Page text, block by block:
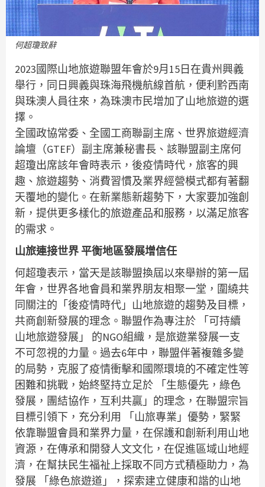
何超瓊致辭
2023國際山地旅遊聯盟年會於9月15日在貴州興義
舉行，同日興義與珠海飛機航線首航，便利黔西南
與珠澳人員往來，為珠澳市民增加了山地旅遊的選
擇。
全國政協常委、全國工商聯副主席、世界旅遊經濟
論壇（GTEF）副主席兼秘書長、該聯盟副主席何
超瓊出席該年會時表示，後疫情時代，旅客的興
趣、旅遊趨勢、消費習慣及業界經營模式都有著翻
天覆地的變化。在新業態新趨勢下，大家要加強創
新，提供更多樣化的旅遊產品和服務，以滿足旅客
的需求。
山旅連接世界 平衡地區發展增信任
何超瓊表示，當天是該聯盟換屆以來舉辦的第一屆
年會，世界各地會員和業界朋友相聚一堂，圍繞共
同關注的「後疫情時代」山地旅遊的趨勢及目標，
共商創新發展的理念。聯盟作為專注於 「可持續
山地旅遊發展」 的NGO組織，是旅遊業發展一支
不可忽視的力量。過去6年中，聯盟伴著複雜多變
的局勢，克服了疫情衝擊和國際環境的不確定性等
困難和挑戰，始終堅持立足於 「生態優先，綠色
發展，團結協作，互利共贏」的理念，在聯盟宗旨
目標引領下，充分利用 「山旅專業」優勢，緊緊
依靠聯盟會員和業界力量，在保護和創新利用山地
資源，在傳承和開發人文文化，在促進區域山地經
濟，在幫扶民生福祉上採取不同方式積極助力，為
發展 「綠色旅遊道」，探索建立健康和諧的山地